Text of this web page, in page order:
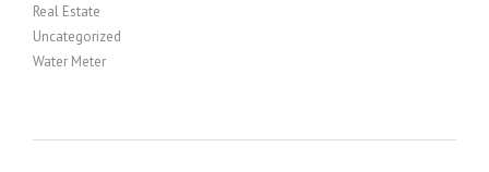
Real Estate
Uncategorized
Water Meter